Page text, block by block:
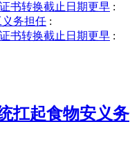
书转换截止日期更早 :
务担任 :
书转换截止日期更早 :
扛起食物安义务